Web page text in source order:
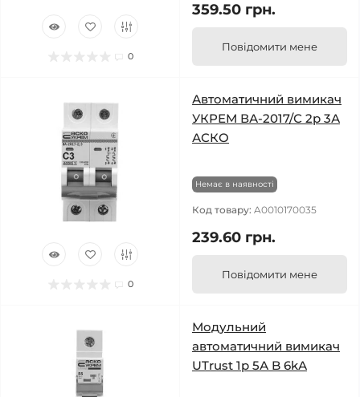
0
359.50 грн.
Повідомити мене
0
Автоматичний вимикач
УКРЕМ ВА-2017/С 2р 3А
АСКО
Немає в наявності
Код товару: A0010170035
239.60 грн.
Повідомити мене
Модульний
автоматичний вимикач
UTrust 1р 5А B 6kА